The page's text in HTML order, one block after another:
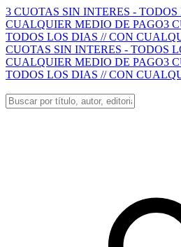
3 CUOTAS SIN INTERES -
CUALQUIER MEDIO DE PAGO3
TODOS LOS DIAS // CON
CUOTAS SIN INTERES - TODOS
CUALQUIER MEDIO DE PAGO3
TODOS LOS DIAS // CON